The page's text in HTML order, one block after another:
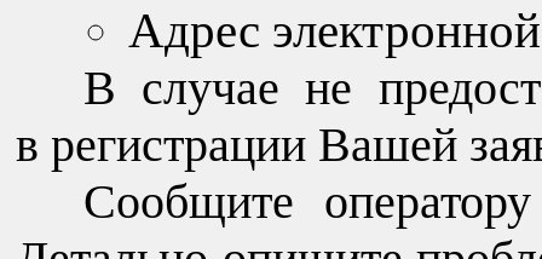
Адрес
В случае не
в регистрации Вашей
Сообщите